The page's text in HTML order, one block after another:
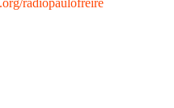
radiopaulofreire